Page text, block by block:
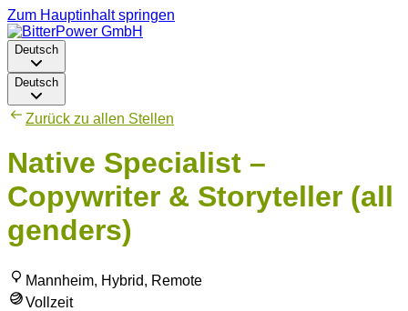
Zum Hauptinhalt springen
Deutsch
Deutsch
Zurück zu allen Stellen
Native Specialist –
Copywriter & Storyteller (all
genders)
Mannheim, Hybrid, Remote
Vollzeit